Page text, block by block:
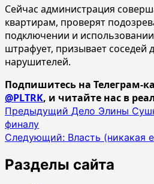
Сейчас администрация
квартирам, проверят
подключении и
штрафует, призывает соседей
нарушителей.
Подпишитесь на Телеграм-
@PLTRK, и читайте нас в
Навигация
записи
Предыдущий Дело Элины
финалу
Следующий: Власть (никакая
Разделы сайта